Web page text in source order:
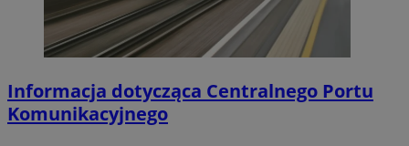
Informacja dotycząca Centralnego Portu
Komunikacyjnego